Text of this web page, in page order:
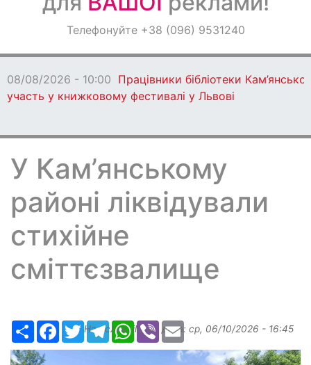
ОголошенняТелефонуйте +38 (096) 9531240
08/08/2026 - 10:00 Працівники бібліотеки
участь у книжковому фестивалі у Львові
У Кам’янському
районі ліквідували
стихійне
сміттєзвалище
РесурсFacebook
TwitterTelegramWhatsApp
ViberEmail
Надіслав:ilona, дата: ср, 06/10/2026 - 16:45